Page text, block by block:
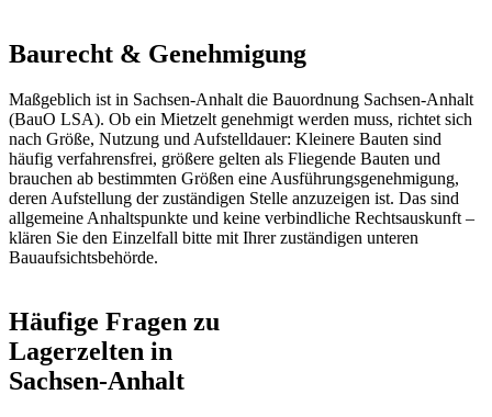
Baurecht & Genehmigung
Maßgeblich ist in Sachsen-Anhalt die Bauordnung Sachsen-Anhalt
(BauO LSA). Ob ein Mietzelt genehmigt werden muss, richtet sich
nach Größe, Nutzung und Aufstelldauer: Kleinere Bauten sind
häufig verfahrensfrei, größere gelten als Fliegende Bauten und
brauchen ab bestimmten Größen eine Ausführungsgenehmigung,
deren Aufstellung der zuständigen Stelle anzuzeigen ist. Das sind
allgemeine Anhaltspunkte und keine verbindliche Rechtsauskunft –
klären Sie den Einzelfall bitte mit Ihrer zuständigen unteren
Bauaufsichtsbehörde.
Häufige Fragen zu
Lagerzelten in
Sachsen-Anhalt